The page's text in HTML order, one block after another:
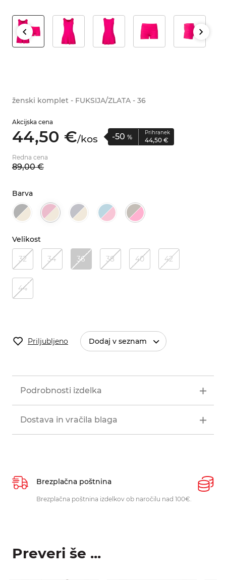
ženski komplet - FUKSIJA/ZLATA - 36
Akcijska cena
44,50 €/kos -50 %
Prihranek
44,50 €
Redna cena
89,00 €
Barva
Velikost
32 34 36 38 40 42
44
Priljubljeno Dodaj v seznam
Podrobnosti izdelka
Dostava in vračila blaga
Brezplačna poštnina
Brezplačna poštnina izdelkov ob naročilu nad 100€.
Preveri še ...